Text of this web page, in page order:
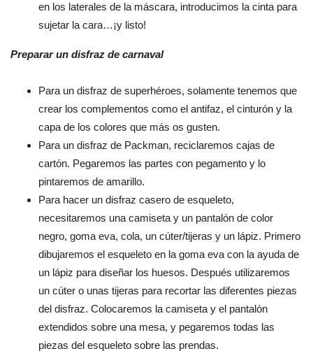
en los laterales de la máscara, introducimos la cinta para
sujetar la cara…¡y listo!
Preparar un disfraz de carnaval
Para un disfraz de superhéroes, solamente tenemos que
crear los complementos como el antifaz, el cinturón y la
capa de los colores que más os gusten.
Para un disfraz de Packman, reciclaremos cajas de
cartón. Pegaremos las partes con pegamento y lo
pintaremos de amarillo.
Para hacer un disfraz casero de esqueleto,
necesitaremos una camiseta y un pantalón de color
negro, goma eva, cola, un cúter/tijeras y un lápiz. Primero
dibujaremos el esqueleto en la goma eva con la ayuda de
un lápiz para diseñar los huesos. Después utilizaremos
un cúter o unas tijeras para recortar las diferentes piezas
del disfraz. Colocaremos la camiseta y el pantalón
extendidos sobre una mesa, y pegaremos todas las
piezas del esqueleto sobre las prendas.